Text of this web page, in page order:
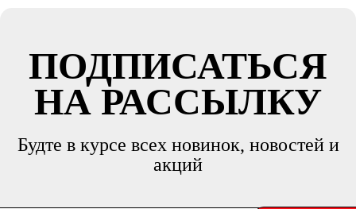
ПОДПИСАТЬСЯ
НА РАССЫЛКУ
Будте в курсе всех новинок, новостей и
акций